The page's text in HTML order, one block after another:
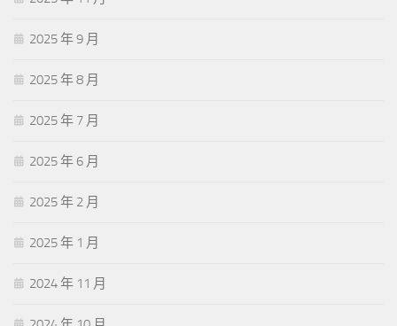
2025 年 9 月
2025 年 8 月
2025 年 7 月
2025 年 6 月
2025 年 2 月
2025 年 1 月
2024 年 11 月